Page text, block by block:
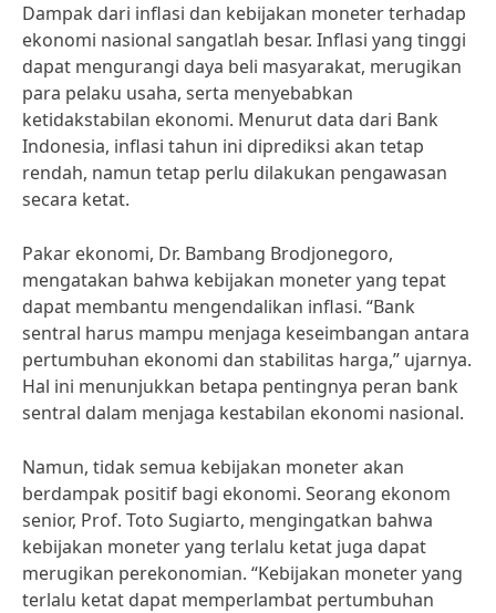
Dampak dari inflasi dan kebijakan moneter terhadap
ekonomi nasional sangatlah besar. Inflasi yang tinggi
dapat mengurangi daya beli masyarakat, merugikan
para pelaku usaha, serta menyebabkan
ketidakstabilan ekonomi. Menurut data dari Bank
Indonesia, inflasi tahun ini diprediksi akan tetap
rendah, namun tetap perlu dilakukan pengawasan
secara ketat.
Pakar ekonomi, Dr. Bambang Brodjonegoro,
mengatakan bahwa kebijakan moneter yang tepat
dapat membantu mengendalikan inflasi. “Bank
sentral harus mampu menjaga keseimbangan antara
pertumbuhan ekonomi dan stabilitas harga,” ujarnya.
Hal ini menunjukkan betapa pentingnya peran bank
sentral dalam menjaga kestabilan ekonomi nasional.
Namun, tidak semua kebijakan moneter akan
berdampak positif bagi ekonomi. Seorang ekonom
senior, Prof. Toto Sugiarto, mengingatkan bahwa
kebijakan moneter yang terlalu ketat juga dapat
merugikan perekonomian. “Kebijakan moneter yang
terlalu ketat dapat memperlambat pertumbuhan